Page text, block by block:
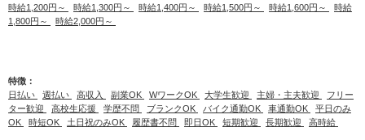
時給1,200円～
時給1,300円～ 時給1,400円～ 時給1,500円～ 時給1,600円～
時給
1,800円～
時給2,000円～
特徴：
日払い
週払い 高収入 副業OK WワークOK 大学生歓迎 主婦・主夫歓迎
フリー
ター歓迎
高校生応援 学歴不問 ブランクOK バイク通勤OK 車通勤OK
平日のみ
OK
時短OK 土日祝のみOK 履歴書不問 即日OK 短期歓迎 長期歓迎 高時給